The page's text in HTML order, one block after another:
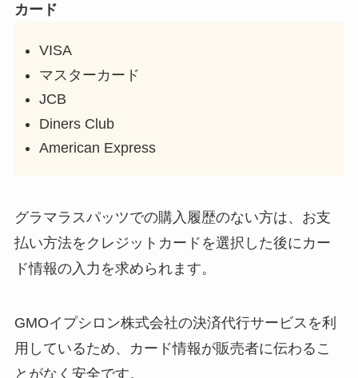
カード
VISA
マスターカード
JCB
Diners Club
American Express
グラマラスパッツでの購入履歴のない方は、お支
払い方法をクレジットカードを選択した後にカー
ド情報の入力を求められます。
GMOイプシロン株式会社の決済代行サービスを利
用しているため、カード情報が販売者に伝わるこ
とがなく安全です。